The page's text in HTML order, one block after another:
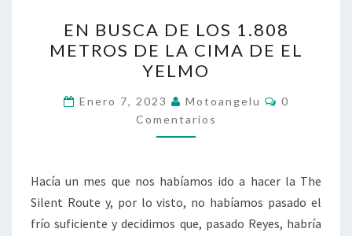
BUSCA
DE
LOS
1.808
METROS
DE
CIMA
DE
EL
EN BUSCA DE LOS 1.808
METROS DE LA CIMA DE EL
YELMO
Enero 7, 2023 Motoangelu
0
Comentarios
Hacía un mes que nos habíamos ido a hacer la The
Silent Route y, por lo visto, no habíamos pasado el
frío suficiente y decidimos que, pasado Reyes, habría